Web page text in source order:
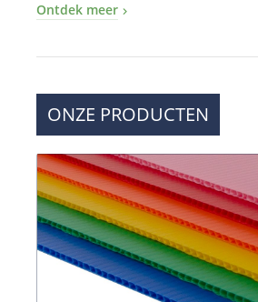
Ontdek meer
ONZE PRODUCTEN